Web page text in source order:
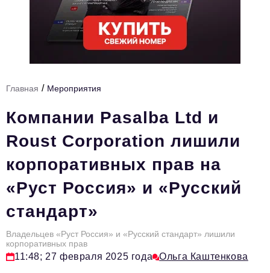
Ниши и рынки
Технологии и тренды
Тема номера
HR
Персона номера
Юридический практикум
Стиль жизни
Туризм
Импортозамещение
ОПК
Главная / Мероприятия
Компании Pasalba Ltd и
Roust Corporation лишили
корпоративных прав на
«Руст Россия» и «Русский
стандарт»
Владельцев «Руст Россия» и «Русский стандарт» лишили
корпоративных прав
11:48; 27 февраля 2025 года Ольга Каштенкова